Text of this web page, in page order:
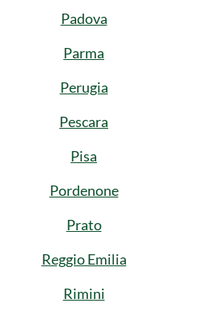
Padova
Parma
Perugia
Pescara
Pisa
Pordenone
Prato
Reggio Emilia
Rimini